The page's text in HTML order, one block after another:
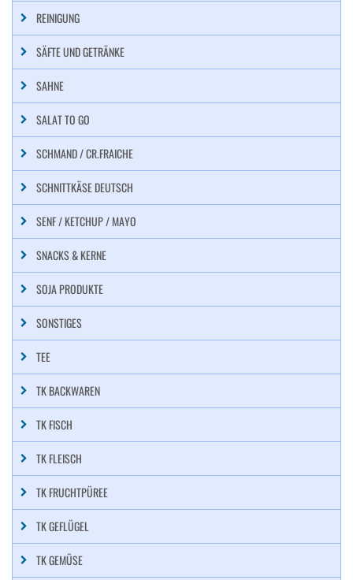
REINIGUNG
SÄFTE UND GETRÄNKE
SAHNE
SALAT TO GO
SCHMAND / CR.FRAICHE
SCHNITTKÄSE DEUTSCH
SENF / KETCHUP / MAYO
SNACKS & KERNE
SOJA PRODUKTE
SONSTIGES
TEE
TK BACKWAREN
TK FISCH
TK FLEISCH
TK FRUCHTPÜREE
TK GEFLÜGEL
TK GEMÜSE